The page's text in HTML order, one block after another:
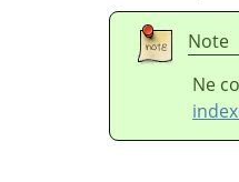
Note
Ne